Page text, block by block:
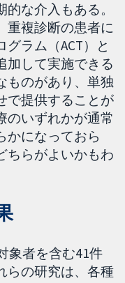
な介入もある。
重複診断の患者に
ラム（ACT）と
加して実施できる
ものがあり、単独
で提供することが
のいずれかが通常
かになっておら
ちらがよいかもわ
象者を含む41件
らの研究は、各種